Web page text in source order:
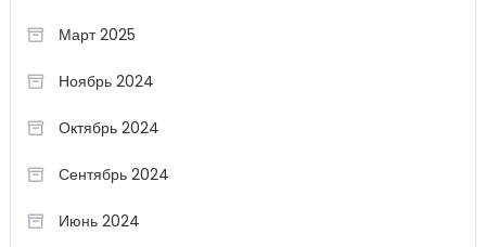
Март 2025
Ноябрь 2024
Октябрь 2024
Сентябрь 2024
Июнь 2024